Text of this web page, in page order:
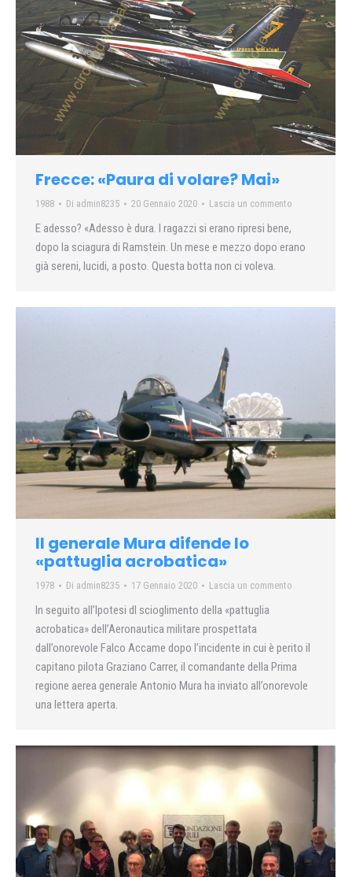
Frecce: «Paura di volare? Mai»
1988 Di admin8235 20 Gennaio 2020 Lascia un commento
E adesso? «Adesso è dura. I ragazzi si erano ripresi bene,
dopo la sciagura di Ramstein. Un mese e mezzo dopo erano
già sereni, lucidi, a posto. Questa botta non ci voleva.
Il generale Mura difende lo
«pattuglia acrobatica»
1978 Di admin8235 17 Gennaio 2020 Lascia un commento
In seguito all’Ipotesi dl scioglimento della «pattuglia
acrobatica» dell’Aeronautica militare prospettata
dall’onorevole Falco Accame dopo l’incidente in cui è perito il
capitano pilota Graziano Carrer, il comandante della Prima
regione aerea generale Antonio Mura ha inviato all’onorevole
una lettera aperta.